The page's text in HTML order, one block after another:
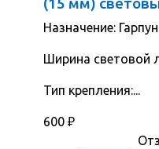
Назначение:
Ширина световой
Тип крепления:...
600 ₽